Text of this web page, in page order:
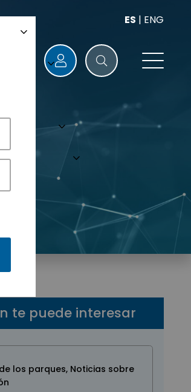
ES | ENG
te puede interesar
los parques, Noticias sobre